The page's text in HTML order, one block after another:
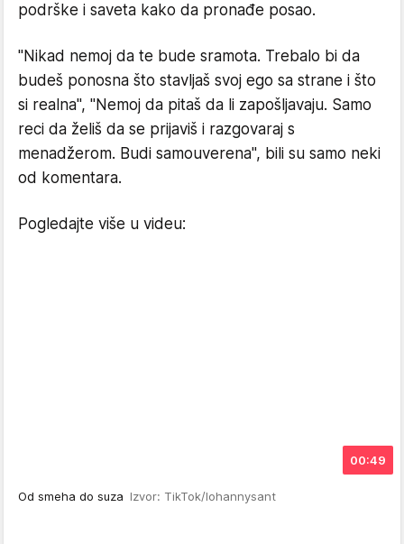
podrške i saveta kako da pronađe posao.
"Nikad nemoj da te bude sramota. Trebalo bi da
budeš ponosna što stavljaš svoj ego sa strane i što
si realna", "Nemoj da pitaš da li zapošljavaju. Samo
reci da želiš da se prijaviš i razgovaraj s
menadžerom. Budi samouverena", bili su samo neki
od komentara.
Pogledajte više u videu:
00:49
Od smeha do suza Izvor: TikTok/lohannysant